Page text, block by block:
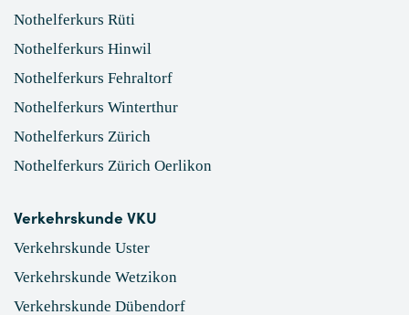
Nothelferkurs Rüti
Nothelferkurs Hinwil
Nothelferkurs Fehraltorf
Nothelferkurs Winterthur
Nothelferkurs Zürich
Nothelferkurs Zürich Oerlikon
Verkehrskunde VKU
Verkehrskunde Uster
Verkehrskunde Wetzikon
Verkehrskunde Dübendorf